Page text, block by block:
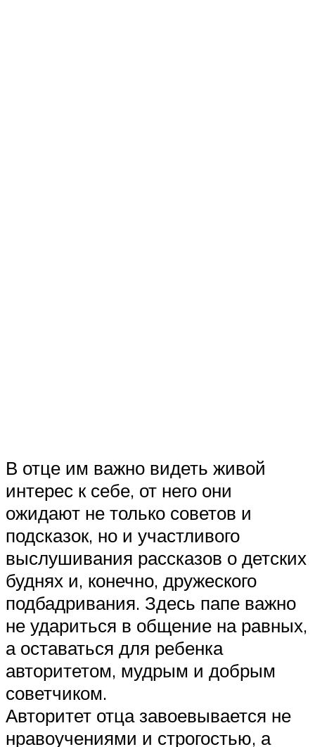
В отце им важно видеть живой
интерес к себе, от него они
ожидают не только советов и
подсказок, но и участливого
выслушивания рассказов о детских
буднях и, конечно, дружеского
подбадривания. Здесь папе важно
не удариться в общение на равных,
а оставаться для ребенка
авторитетом, мудрым и добрым
советчиком.
Авторитет отца завоевывается не
нравоучениями и строгостью, а